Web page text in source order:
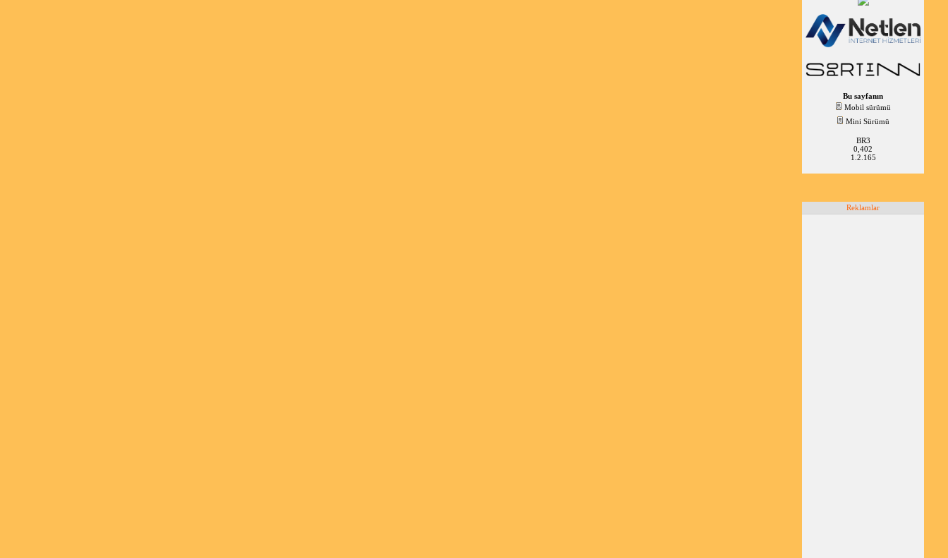
Bu sayfanın
Mobil sürümü
Mini Sürümü
BR3
0,402
1.2.165
Reklamlar